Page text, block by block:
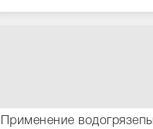
Применение